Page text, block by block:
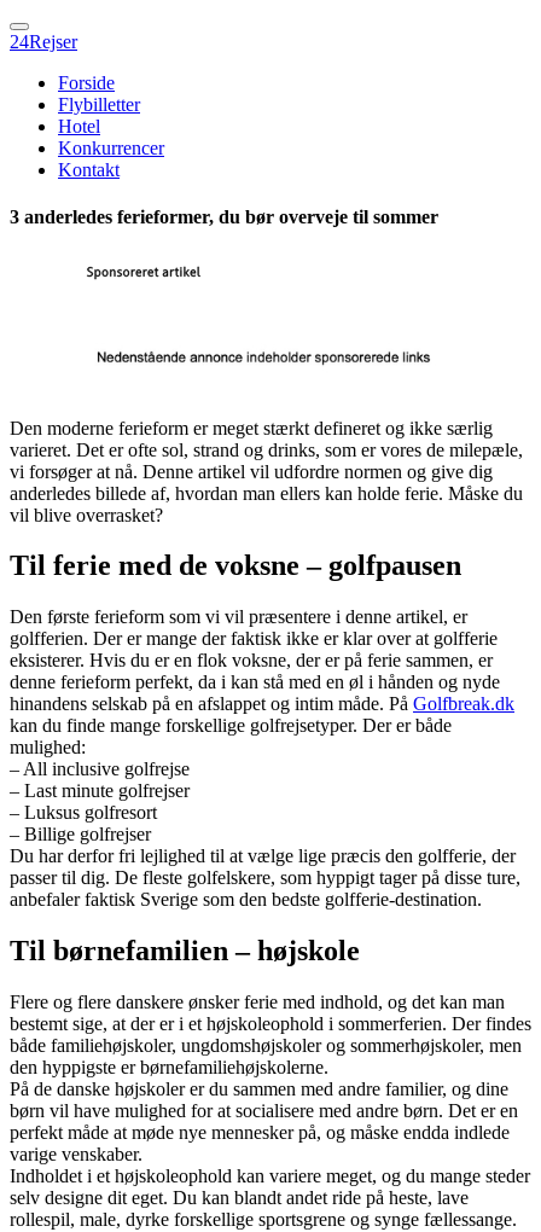
24Rejser
Forside
Flybilletter
Hotel
Konkurrencer
Kontakt
3 anderledes ferieformer, du bør overveje til sommer
Den moderne ferieform er meget stærkt defineret og ikke særlig
varieret. Det er ofte sol, strand og drinks, som er vores de milepæle,
vi forsøger at nå. Denne artikel vil udfordre normen og give dig
anderledes billede af, hvordan man ellers kan holde ferie. Måske du
vil blive overrasket?
Til ferie med de voksne – golfpausen
Den første ferieform som vi vil præsentere i denne artikel, er
golfferien. Der er mange der faktisk ikke er klar over at golfferie
eksisterer. Hvis du er en flok voksne, der er på ferie sammen, er
denne ferieform perfekt, da i kan stå med en øl i hånden og nyde
hinandens selskab på en afslappet og intim måde. På Golfbreak.dk
kan du finde mange forskellige golfrejsetyper. Der er både
mulighed:
– All inclusive golfrejse
– Last minute golfrejser
– Luksus golfresort
– Billige golfrejser
Du har derfor fri lejlighed til at vælge lige præcis den golfferie, der
passer til dig. De fleste golfelskere, som hyppigt tager på disse ture,
anbefaler faktisk Sverige som den bedste golfferie-destination.
Til børnefamilien – højskole
Flere og flere danskere ønsker ferie med indhold, og det kan man
bestemt sige, at der er i et højskoleophold i sommerferien. Der findes
både familiehøjskoler, ungdomshøjskoler og sommerhøjskoler, men
den hyppigste er børnefamiliehøjskolerne.
På de danske højskoler er du sammen med andre familier, og dine
børn vil have mulighed for at socialisere med andre børn. Det er en
perfekt måde at møde nye mennesker på, og måske endda indlede
varige venskaber.
Indholdet i et højskoleophold kan variere meget, og du mange steder
selv designe dit eget. Du kan blandt andet ride på heste, lave
rollespil, male, dyrke forskellige sportsgrene og synge fællessange.